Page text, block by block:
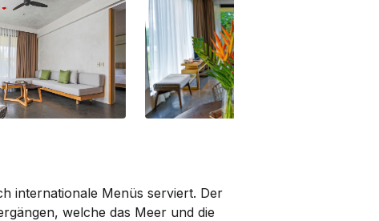
internationale Menüs serviert. Der
welche das Meer und die